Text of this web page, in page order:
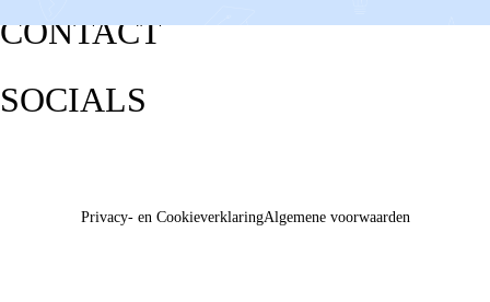
CONTACT
SOCIALS
Privacy- en CookieverklaringAlgemene voorwaarden